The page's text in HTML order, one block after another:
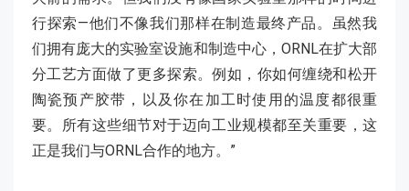
行探索—他们不像我们那样在制造最终产品。虽然我
们拥有庞大的实验室设施和制造中心，ORNL在扩大部
分工艺方面做了更多探索。例如，你如何缠绕和松开
陶瓷预产胶带，以及你在加工时使用的温度都很重
要。所有这些细节对于迈向工业规模都至关重要，这
正是我们与ORNL合作的地方。”